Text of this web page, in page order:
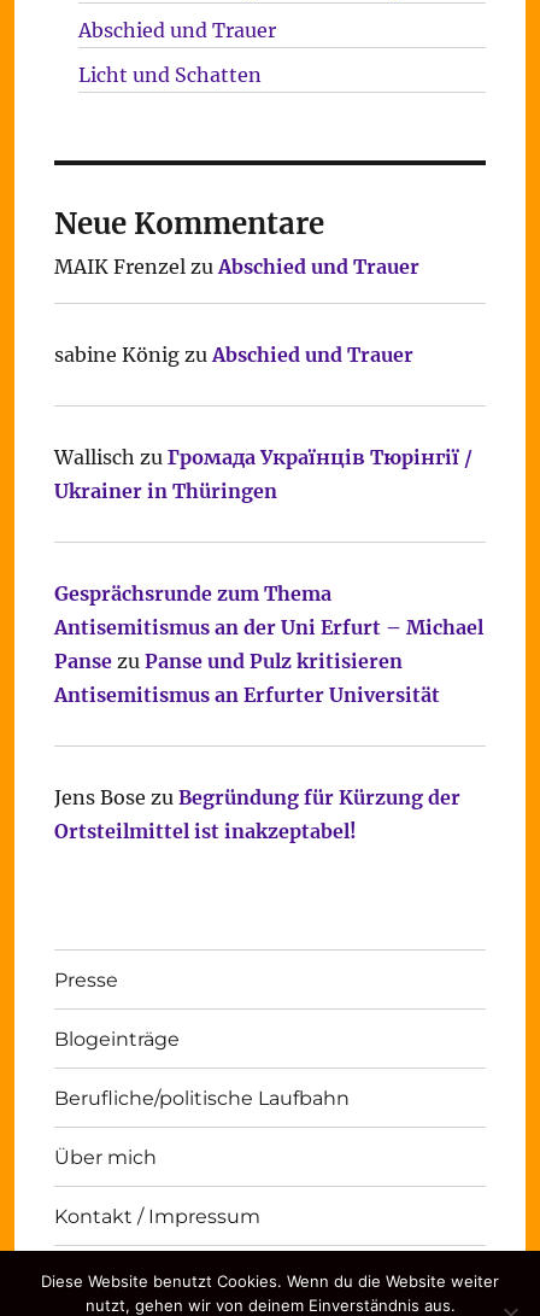
Abschied und Trauer
Licht und Schatten
Neue Kommentare
MAIK FrenzelzuAbschied und Trauer
sabine KönigzuAbschied und Trauer
Wallisch zu Громада Українців Тюрінгії /
Ukrainer in Thüringen
Gesprächsrunde zum Thema
Antisemitismus an der Uni Erfurt – Michael
Pansezu Panse und Pulz kritisieren
Antisemitismus an Erfurter Universität
Jens Bose zu Begründung für Kürzung der
Ortsteilmittel ist inakzeptabel!
Presse
Blogeinträge
Berufliche/politische Laufbahn
Über mich
Kontakt / Impressum
Michael Panse Kontakt / Impressum
Stolz
Diese Website benutzt Cookies. Wenn du die Website weiter
nutzt, gehen wir von deinem Einverständnis aus.